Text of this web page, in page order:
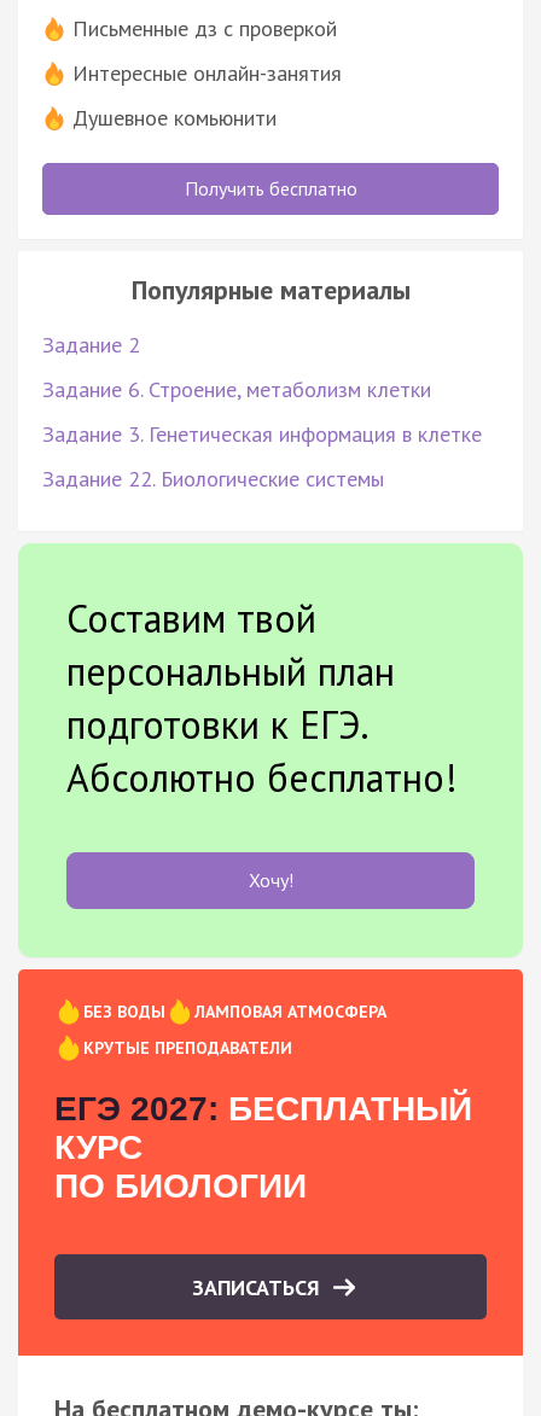
Письменные дз с проверкой
Интересные онлайн-занятия
Душевное комьюнити
Получить бесплатно
Популярные материалы
Задание 2
Задание 6. Строение, метаболизм клетки
Задание 3. Генетическая информация в клетке
Задание 22. Биологические системы
Составим твой
персональный план
подготовки к ЕГЭ.
Абсолютно бесплатно!
Хочу!
БЕЗ ВОДЫ
ЛАМПОВАЯ АТМОСФЕРА
КРУТЫЕ ПРЕПОДАВАТЕЛИ
ЕГЭ 2027: БЕСПЛАТНЫЙ
КУРС
ПО БИОЛОГИИ
ЗАПИСАТЬСЯ
На бесплатном демо-курсе ты: